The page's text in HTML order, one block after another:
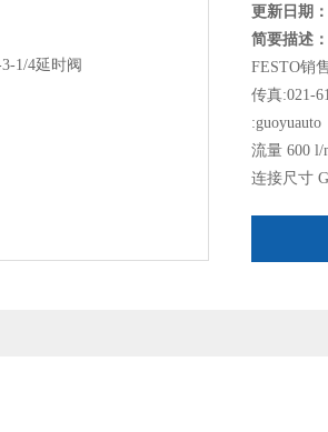
更新日期：
简要描述：
FESTO销
传真:021-
流量 600 l/
连接尺寸